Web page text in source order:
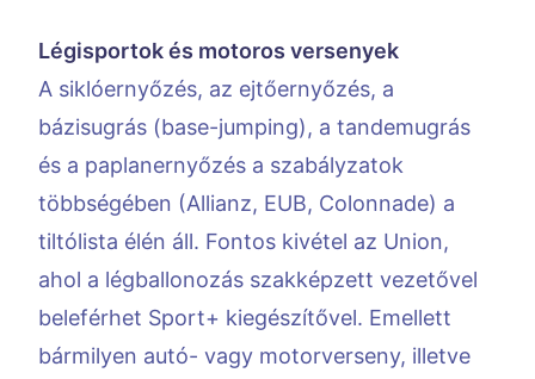
Légisportok és motoros versenyek
A siklóernyőzés, az ejtőernyőzés, a
bázisugrás (base-jumping), a tandemugrás
és a paplanernyőzés a szabályzatok
többségében (Allianz, EUB, Colonnade) a
tiltólista élén áll. Fontos kivétel az Union,
ahol a légballonozás szakképzett vezetővel
beleférhet Sport+ kiegészítővel. Emellett
bármilyen autó- vagy motorverseny, illetve